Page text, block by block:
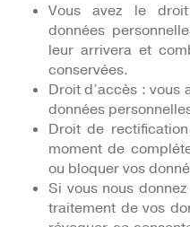
Vous avez le
données
leur arrivera et
conservées.
Droit d’accès : vous
données
Droit de
moment de
ou bloquer vos
Si vous nous
traitement de vos